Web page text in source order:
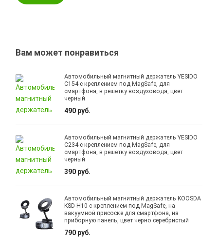
Вам может понравиться
Автомобильный магнитный держатель YESIDO
C154 с креплением под MagSafe, для
смартфона, в решетку воздуховода, цвет
черный
490 руб.
Автомобильный магнитный держатель YESIDO
C234 с креплением под MagSafe, для
смартфона, в решетку воздуховода, цвет
черный
390 руб.
Автомобильный магнитный держатель KOOSDA
KSD-H10 с креплением под MagSafe, на
вакуумной присоске для смартфона, на
приборную панель, цвет черно серебристый
790 руб.